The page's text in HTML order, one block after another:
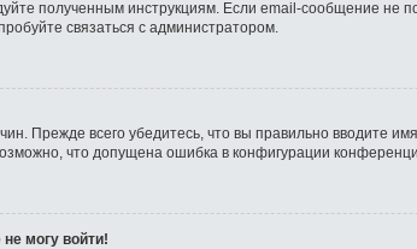
полученным инструкциям. Если email-сообщение не
связаться с администратором.
Прежде всего убедитесь, что вы правильно вводите
что допущена ошибка в конфигурации
могу войти!